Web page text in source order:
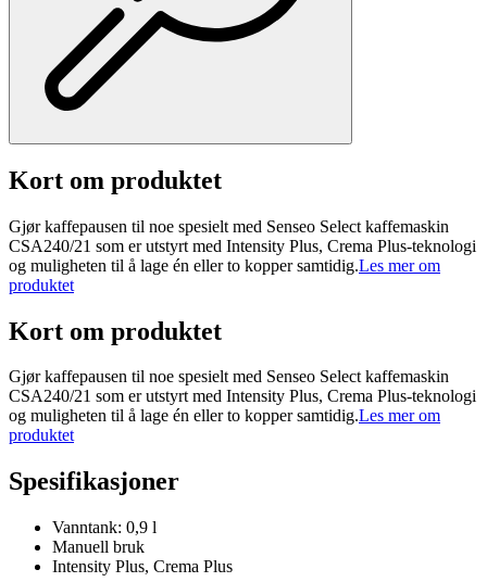
Kort om produktet
Gjør kaffepausen til noe spesielt med Senseo Select kaffemaskin
CSA240/21 som er utstyrt med Intensity Plus, Crema Plus-teknologi
og muligheten til å lage én eller to kopper samtidig.Les mer om
produktet
Kort om produktet
Gjør kaffepausen til noe spesielt med Senseo Select kaffemaskin
CSA240/21 som er utstyrt med Intensity Plus, Crema Plus-teknologi
og muligheten til å lage én eller to kopper samtidig.Les mer om
produktet
Spesifikasjoner
Vanntank: 0,9 l
Manuell bruk
Intensity Plus, Crema Plus